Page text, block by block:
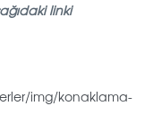
linki
img/konaklama-